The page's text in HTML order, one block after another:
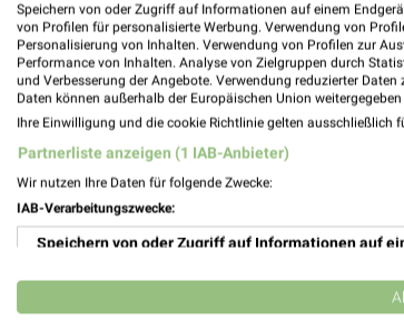
Hol'ab Lengede
Lafferder Str. 5
213,46 km • Angebote: 1
Hol'ab Hildesheim
Speichern von oder Zugriff auf Informationen auf einem
von Profilen für personalisierte Werbung. Verwendung von
Personalisierung von Inhalten. Verwendung von Profilen zur
Performance von Inhalten. Analyse von Zielgruppen durch
und Verbesserung der Angebote. Verwendung reduzierter
Daten können außerhalb der Europäischen Union
Ihre Einwilligung und die cookie Richtlinie gelten ausschließlich
Partnerliste anzeigen (1 IAB-Anbieter)
Wir nutzen Ihre Daten für folgende Zwecke:
IAB-Verarbeitungszwecke:
Speichern von oder Zugriff auf Informationen auf
Verwendung reduzierter Daten zur Auswahl von